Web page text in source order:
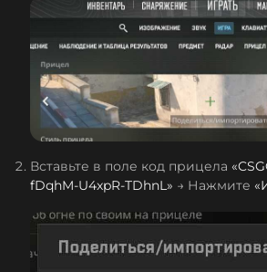
Вставьте в поле код прицела «
fDqhM-U4xpR-TDhnL» → Нажмите